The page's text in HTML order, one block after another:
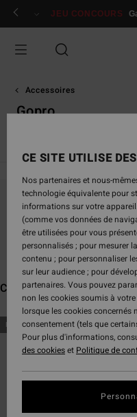
Passez
sélection
produits
Se connecter /
JEU CONCOURS
Accessoires
Gopro
Ne partez pas trop
bientôt de retour
Ces produits pourraient
Passer
aux
critères
filtrage
Aller
a
NOUVEAUTÉ
CE SITE UTILISE
Nos partenaires et nous-
technologie équivalente pour
informations sur votre
(comme vos données de
être utilisées pour vous
personnalisés ; pour mesurer
contenu ; pour personnaliser
sur leur audience ; pour
partenaires. Vous pouvez
non les cookies soumis à
lorsque les cookies concernés
consentement (tels que
Pour plus d'informations,
des cookieset Politique de